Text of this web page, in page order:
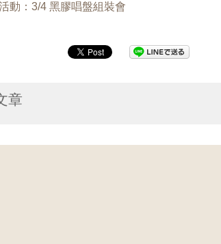
動：3/4 黑膠唱盤組裝會
章